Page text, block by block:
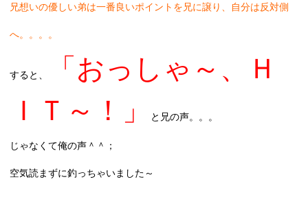
兄想いの優しい弟は一番良いポイントを兄に譲り、自分は反対側
へ。。。。
すると、
「おっしゃ～、Ｈ
ＩＴ～！」
と兄の声。。。
じゃなくて俺の声＾＾；
空気読まずに釣っちゃいました～